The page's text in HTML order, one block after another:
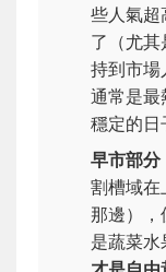
些人氣超
了（尤
持到市場
通常是最
穩定的日
早市部分
割槽域在
那邊），
是蔬菜水